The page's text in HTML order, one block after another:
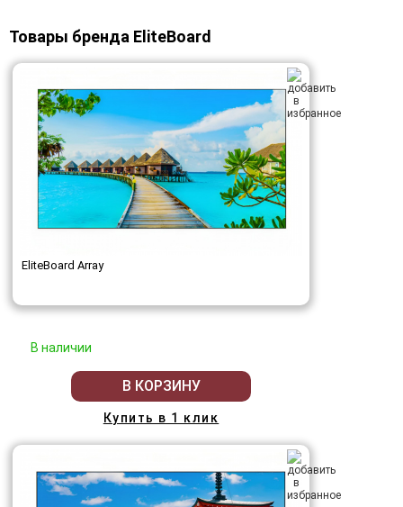
Товары бренда EliteBoard
EliteBoard Array
В наличии
В КОРЗИНУ
Купить в 1 клик